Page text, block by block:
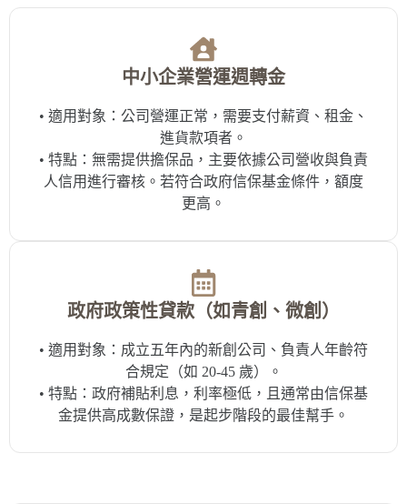
中小企業營運週轉金
• 適用對象：公司營運正常，需要支付薪資、租金、
進貨款項者。
• 特點：無需提供擔保品，主要依據公司營收與負責
人信用進行審核。若符合政府信保基金條件，額度
更高。
政府政策性貸款（如青創、微創）
• 適用對象：成立五年內的新創公司、負責人年齡符
合規定（如 20-45 歲）。
• 特點：政府補貼利息，利率極低，且通常由信保基
金提供高成數保證，是起步階段的最佳幫手。